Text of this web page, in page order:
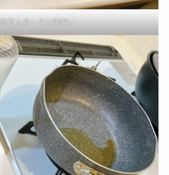
海苔も多い方が美味い